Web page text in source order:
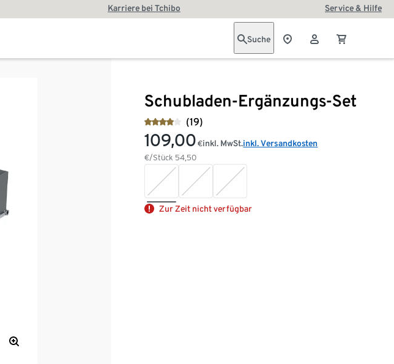
Karriere bei Tchibo Service & Hilfe
Suche
Schubladen-Ergänzungs-Set
(19)
109,00 €
€/Stück 54,50
inkl. MwSt.inkl. Versandkosten
Zur Zeit nicht verfügbar